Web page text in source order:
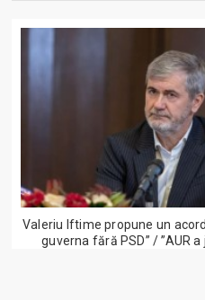
Valeriu Iftime propune un
guverna fără PSD” / ”AUR